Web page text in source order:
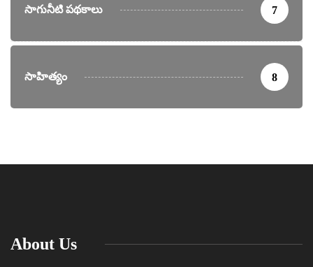
సాగునీటి పథకాలు 7
సాహిత్యం 8
About Us